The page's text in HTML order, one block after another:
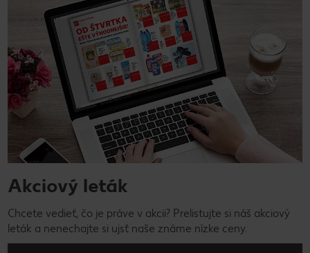
Akciový leták
Chcete vedieť, čo je práve v akcii? Prelistujte si náš akciový
leták a nenechajte si ujsť naše známe nízke ceny.